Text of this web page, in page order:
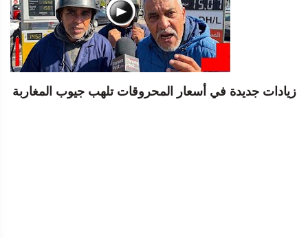
زيادات جديدة في أسعار المحروقات تلهب جيوب المغاربة